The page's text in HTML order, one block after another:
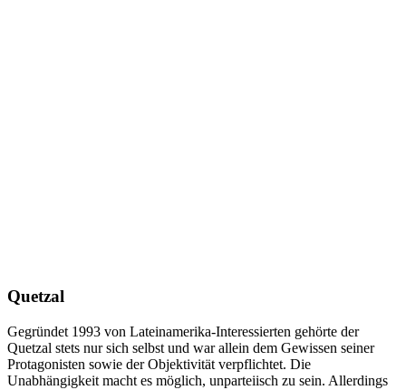
Quetzal
Gegründet 1993 von Lateinamerika-Interessierten gehörte der
Quetzal stets nur sich selbst und war allein dem Gewissen seiner
Protagonisten sowie der Objektivität verpflichtet. Die
Unabhängigkeit macht es möglich, unparteiisch zu sein. Allerdings